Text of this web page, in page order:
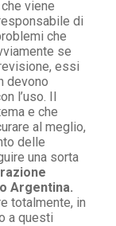
viene
di
che
se
essi
devono
l’uso. Il
e che
al meglio,
delle
una sorta
Argentina.
totalmente, in
a questi